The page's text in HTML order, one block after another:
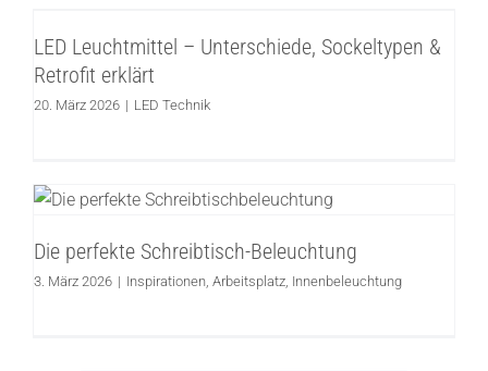
Sockeltypen & Retrofit erklärt
LED Leuchtmittel – Unterschiede, Sockeltypen &
Retrofit erklärt
20. März 2026 | LED Technik
Die perfekte Schreibtisch-Beleuchtung
Inspirationen Arbeitsplatz Innenbeleuchtung
Die perfekte Schreibtisch-Beleuchtung
3. März 2026 | Inspirationen, Arbeitsplatz, Innenbeleuchtung